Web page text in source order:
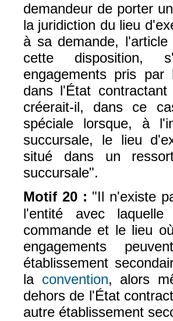
demandeur de porter
la juridiction du lieu
à sa demande,
cette disposition,
engagements pris
dans l'État
créerait-il, dans ce
spéciale lorsque, à
succursale, le lieu
situé dans un
succursale".
Motif 20 : "Il n'existe
l'entité avec
commande et le lieu
engagements
établissement
la convention (le lien est
, alors
dehors de l'État
autre établissement